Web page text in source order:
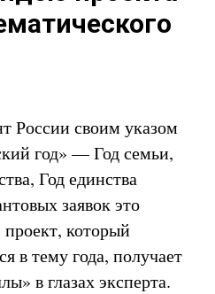
России своим указом
год» — Год семьи,
Год единства
заявок это
который
в тему года, получает
в глазах эксперта.